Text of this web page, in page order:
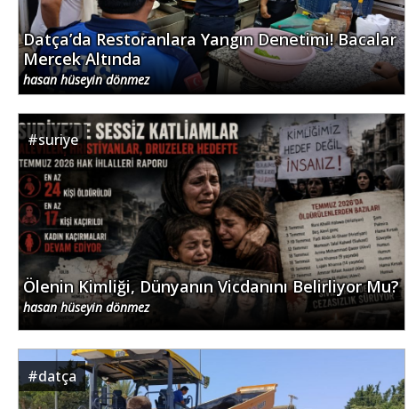
Datça’da Restoranlara Yangın Denetimi! Bacalar
Mercek Altında
hasan hüseyin dönmez
#suriye
Ölenin Kimliği, Dünyanın Vicdanını Belirliyor Mu?
hasan hüseyin dönmez
#datça